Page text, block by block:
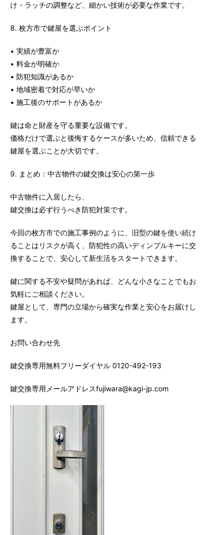
け・ラッチの調整など、細かい技術が必要な作業です。
8. 枚方市で鍵屋を選ぶポイント
• 実績が豊富か
• 料金が明確か
• 防犯知識があるか
• 地域密着で対応が早いか
• 施工後のサポートがあるか
鍵は命と財産を守る重要な設備です。
価格だけで選ぶと後悔するケースが多いため、信頼できる
鍵屋を選ぶことが大切です。
9. まとめ：中古物件の鍵交換は安心の第一歩
中古物件に入居したら、
鍵交換は必ず行うべき防犯対策です。
今回の枚方市での施工事例のように、旧型の鍵を使い続け
ることはリスクが高く、防犯性の高いディンプルキーに交
換することで、安心して新生活をスタートできます。
鍵に関する不安や疑問があれば、どんな小さなことでもお
気軽にご相談ください。
鍵屋として、専門の立場から確実な作業と安心をお届けし
ます。
お問い合わせ先
鍵交換専用無料フリーダイヤル 0120-492-193
鍵交換専用メールアドレスfujiwara@kagi-jp.com